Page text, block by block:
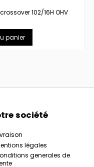
102/16H OHV
panier
société
légales
generales de